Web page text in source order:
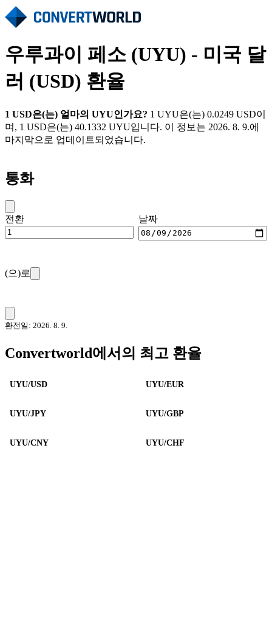
우루과이 페소 (UYU) - 미국 달
러 (USD) 환율
1 USD은(는) 얼마의 UYU인가요? 1 UYU은(는) 0.0249 USD이
며, 1 USD은(는) 40.1332 UYU입니다. 이 정보는 2026. 8. 9.에
마지막으로 업데이트되었습니다.
통화
전환 날짜
(으)로
환전일: 2026. 8. 9.
Convertworld에서의 최고 환율
UYU/USD UYU/EUR
UYU/JPY UYU/GBP
UYU/CNY UYU/CHF